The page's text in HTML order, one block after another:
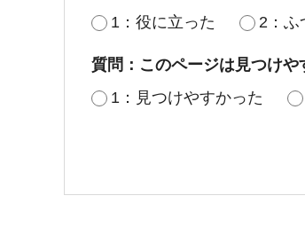
1：役に立った
2：ふ
質問：このページは見つけや
1：見つけやすかった